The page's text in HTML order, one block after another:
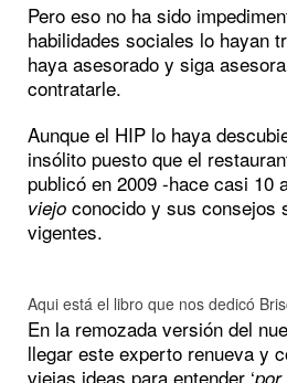
Pero eso no ha sido
habilidades sociales lo hayan
haya asesorado y siga
contratarle.
Aunque el HIP lo haya
insólito puesto que el
publicó en 2009 -hace casi 10
viejo conocido y sus consejos
vigentes.
Aqui está el libro que nos dedicó
En la remozada versión del
llegar este experto renueva y
viejas ideas para entender ‘por